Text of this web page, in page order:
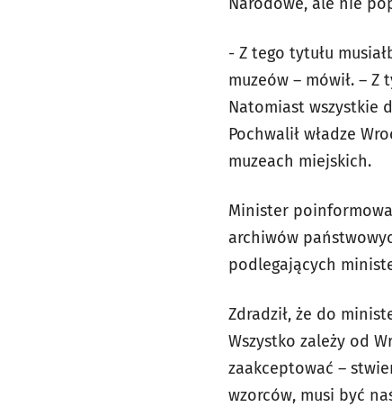
- Z tego tytułu
muzeów – mówił. –
Natomiast wszystkie
Pochwalił władze
muzeach miejskich.
Minister
archiwów
podlegających
Zdradził, że do
Wszystko zależy od
zaakceptować –
wzorców, musi być